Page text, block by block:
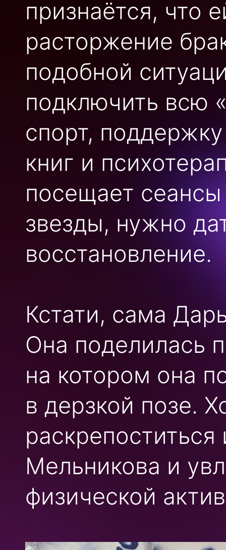
признаётся, что
расторжение
подобной
подключить всю
спорт,
книг и
посещает
звезды, нужно
восстановление.
Кстати, сама
Она поделилась
на котором она
в дерзкой позе.
раскрепоститься
Мельникова и
физической